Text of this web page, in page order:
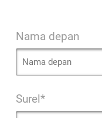
Nama depan
Surel*